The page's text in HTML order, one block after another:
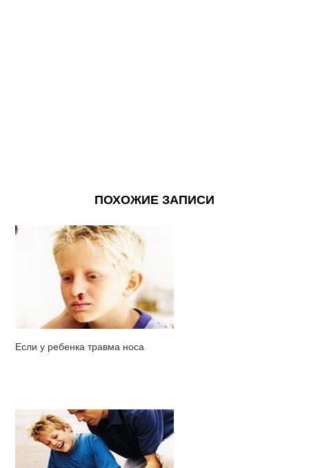
ПОХОЖИЕ ЗАПИСИ
Если у ребенка травма носа